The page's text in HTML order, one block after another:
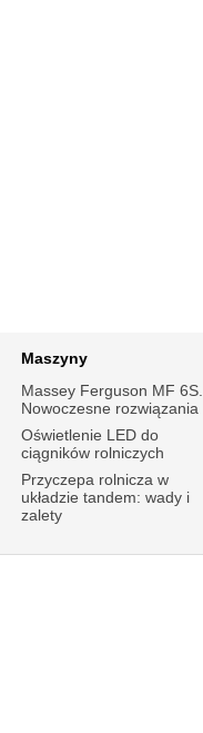
Maszyny
Massey Ferguson MF 6S.
Nowoczesne rozwiązania
Oświetlenie LED do
ciągników rolniczych
Przyczepa rolnicza w
układzie tandem: wady i
zalety